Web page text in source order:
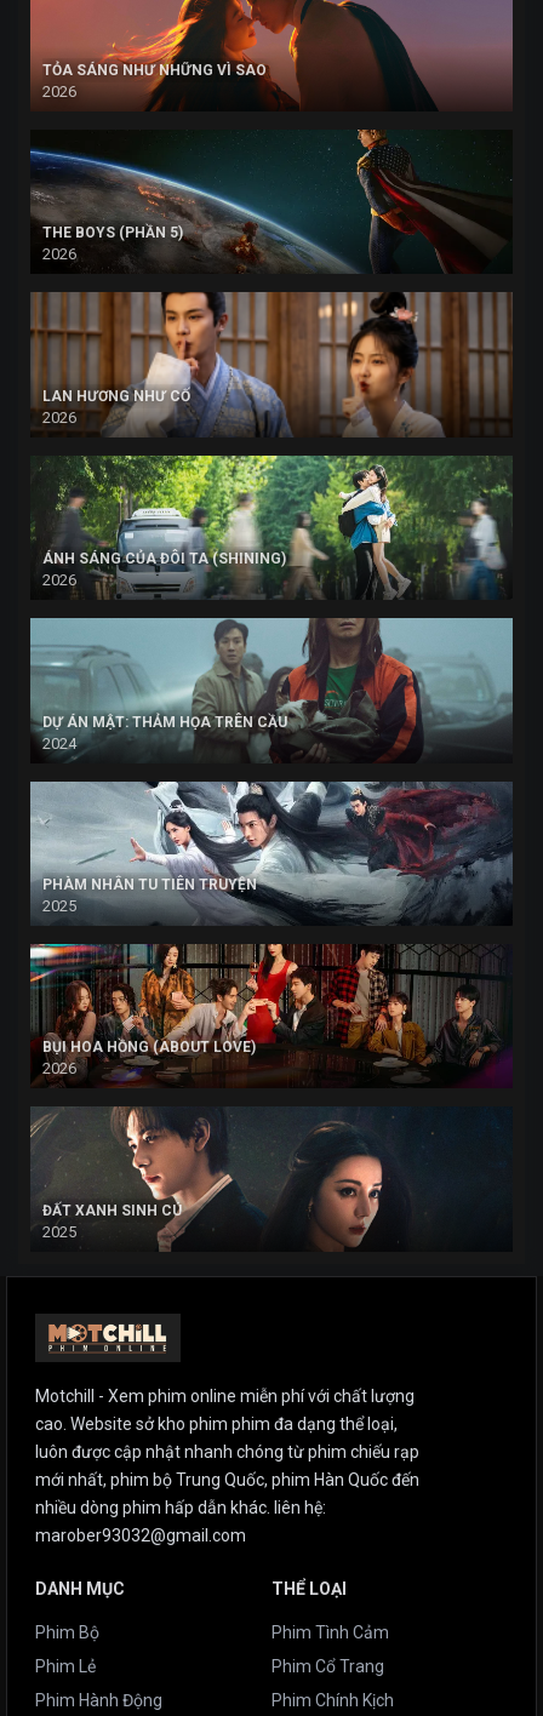
TỎA SÁNG NHƯ NHỮNG VÌ SAO
2026
THE BOYS (PHẦN 5)
2026
LAN HƯƠNG NHƯ CỐ
2026
ÁNH SÁNG CỦA ĐÔI TA (SHINING)
2026
DỰ ÁN MẬT: THẢM HỌA TRÊN CẦU
2024
PHÀM NHÂN TU TIÊN TRUYỆN
2025
BỤI HOA HỒNG (ABOUT LOVE)
2026
ĐẤT XANH SINH CÚ
2025
Motchill - Xem phim online miễn phí với chất lượng
cao. Website sở kho phim phim đa dạng thể loại,
luôn được cập nhật nhanh chóng từ phim chiếu rạp
mới nhất, phim bộ Trung Quốc, phim Hàn Quốc đến
nhiều dòng phim hấp dẫn khác. liên hệ:
marober93032@gmail.com
DANH MỤC
Phim Bộ
Phim Lẻ
Phim Hành Động
THỂ LOẠI
Phim Tình Cảm
Phim Cổ Trang
Phim Chính Kịch